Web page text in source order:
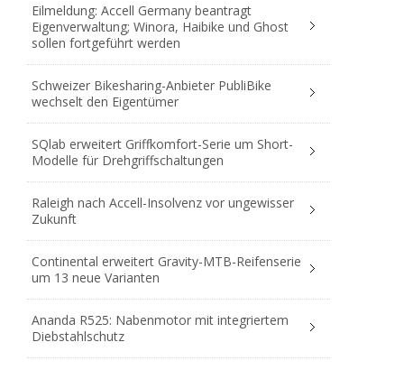
Eilmeldung: Accell Germany beantragt
Eigenverwaltung; Winora, Haibike und Ghost
sollen fortgeführt werden
Schweizer Bikesharing-Anbieter PubliBike
wechselt den Eigentümer
SQlab erweitert Griffkomfort-Serie um Short-
Modelle für Drehgriffschaltungen
Raleigh nach Accell-Insolvenz vor ungewisser
Zukunft
Continental erweitert Gravity-MTB-Reifenserie
um 13 neue Varianten
Ananda R525: Nabenmotor mit integriertem
Diebstahlschutz